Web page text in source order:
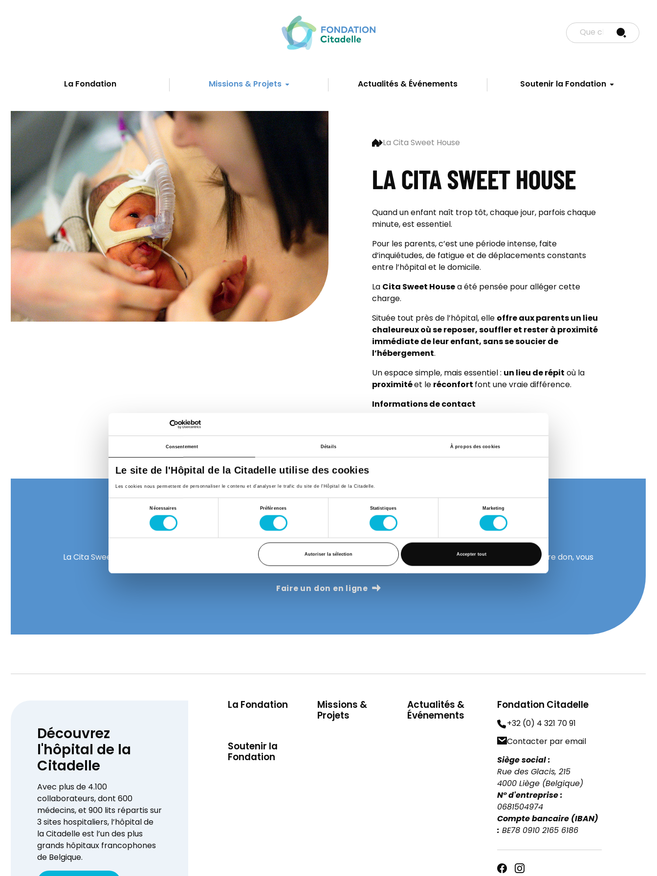
Consentement Détails À propos des cookies
Le site de l'Hôpital de la Citadelle utilise des cookies
Les cookies nous permettent de personnaliser le contenu et d’analyser le trafic du site de l'Hôpital de la Citadelle.
Nécessaires Préférences Statistiques Marketing
Autoriser la sélection Accepter tout
La Fondation Missions & Projets Actualités & Événements Soutenir la Fondation
La Cita Sweet House
LA CITA SWEET HOUSE
Quand un enfant naît trop tôt, chaque jour, parfois chaque
minute, est essentiel.
Pour les parents, c’est une période intense, faite
d’inquiétudes, de fatigue et de déplacements constants
entre l’hôpital et le domicile.
LaCita Sweet Housea été pensée pour alléger cette
charge.
Située tout près de l’hôpital, elleoffre aux parents un lieu
chaleureux où se reposer, souffler et rester à proximité
immédiate de leur enfant, sans se soucier de
l’hébergement.
Un espace simple, mais essentiel : un lieu de répitoù la
proximitéet leréconfortfont une vraie différence.
Informations de contact
Cliquez pour voir l’email
Soutenir la Cita Sweet House
La Cita Sweet House améliore le quotidien des parents dont les enfants sont hospitalisés, notamment en néonatologie. Par votre don, vous
contribuez directement au fonctionnement de ce lieu de répit et de réconfort.
Faire un don en ligne
Découvrez
l'hôpital de la
Citadelle
Avec plus de 4.100
collaborateurs, dont 600
médecins, et 900 lits répartis sur
3 sites hospitaliers, l’hôpital de
la Citadelle est l’un des plus
grands hôpitaux francophones
de Belgique.
La Fondation Missions &
Projets
Actualités &
Événements
Soutenir la
Fondation
Fondation Citadelle
+32 (0) 4 321 70 91
Contacter par email
Siège social :
Rue des Glacis, 215
4000 Liège (Belgique)
N° d'entreprise :
0681504974
Compte bancaire (IBAN)
: BE78 0910 2165 6186